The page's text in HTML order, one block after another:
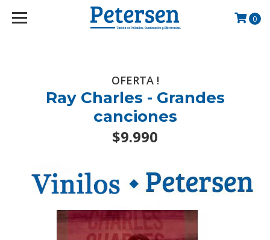
googlef2d1455d5020445a.html
0
OFERTA !
Ray Charles - Grandes
canciones
$9.990